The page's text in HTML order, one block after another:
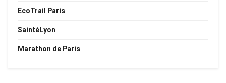
EcoTrail Paris
SaintéLyon
Marathon de Paris